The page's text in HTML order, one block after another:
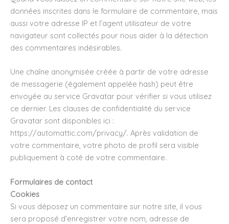
données inscrites dans le formulaire de commentaire, mais
aussi votre adresse IP et l’agent utilisateur de votre
navigateur sont collectés pour nous aider à la détection
des commentaires indésirables.
Une chaîne anonymisée créée à partir de votre adresse
de messagerie (également appelée hash) peut être
envoyée au service Gravatar pour vérifier si vous utilisez
ce dernier. Les clauses de confidentialité du service
Gravatar sont disponibles ici :
https://automattic.com/privacy/. Après validation de
votre commentaire, votre photo de profil sera visible
publiquement à coté de votre commentaire.
Formulaires de contact
Cookies
Si vous déposez un commentaire sur notre site, il vous
sera proposé d’enregistrer votre nom, adresse de